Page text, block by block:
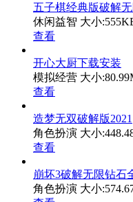
五子棋经典版破解
休闲益智 大小
查看
开心大厨下载安装
模拟经营 大小
查看
造梦无双破解版2021
角色扮演 大小
查看
崩坏3破解无限钻石
角色扮演 大小